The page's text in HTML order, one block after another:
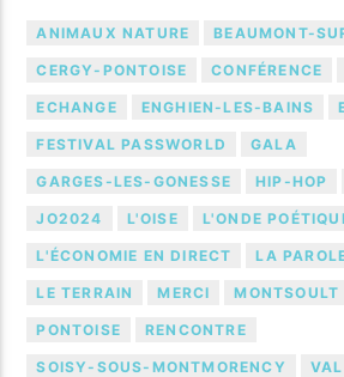
ANIMAUX NATURE BEAUMONT-
CERGY-PONTOISE CONFÉRENCE
ECHANGE ENGHIEN-LES-BAINS
FESTIVAL PASSWORLD GALA
GARGES-LES-GONESSE HIP-HOP
JO2024 L'OISE L'ONDE
L'ÉCONOMIE EN DIRECT LA
LE TERRAIN MERCI MONTSOULT
PONTOISE RENCONTRE
SOISY-SOUS-MONTMORENCY